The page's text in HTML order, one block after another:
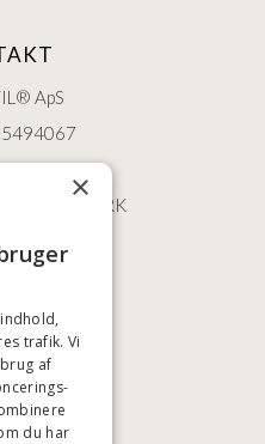
ApS
202
• DANMARK
5084
×
trafik. Vi
af
du har